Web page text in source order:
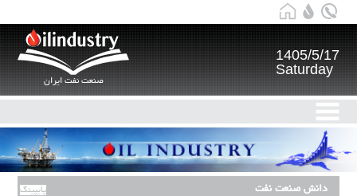
صنعت نفت ایران
1405/5/17
Saturday
دانش صنعت نفت پایپینگ